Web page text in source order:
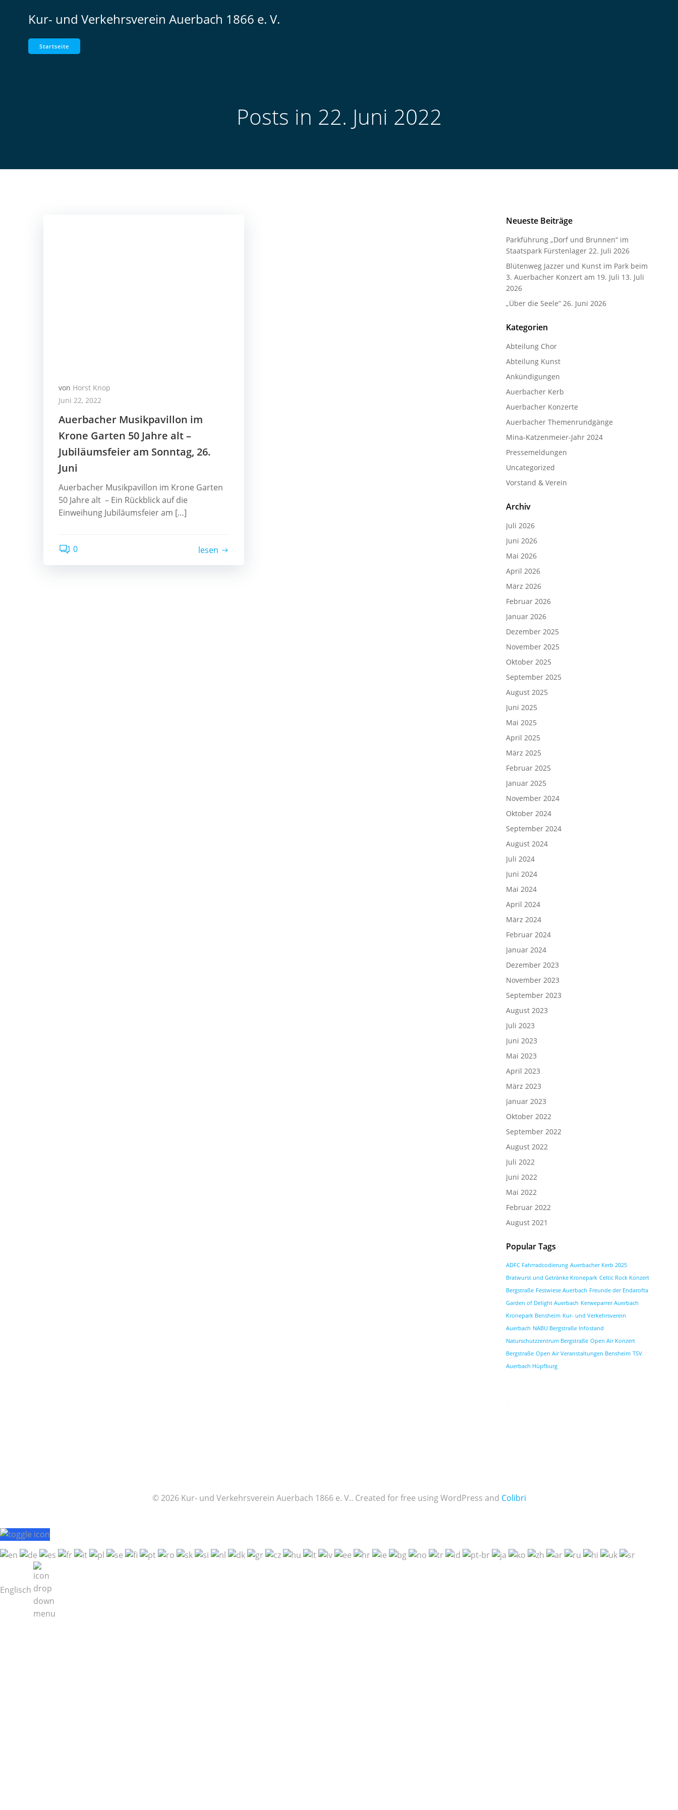
Kur- und Verkehrsverein Auerbach 1866 e. V.
Startseite
Posts in 22. Juni 2022
von Horst Knop
Juni 22, 2022
Auerbacher Musikpavillon im
Krone Garten 50 Jahre alt –
Jubiläumsfeier am Sonntag, 26.
Juni
Auerbacher Musikpavillon im Krone Garten
50 Jahre alt – Ein Rückblick auf die
Einweihung Jubiläumsfeier am […]
0 lesen
Neueste Beiträge
Parkführung „Dorf und Brunnen“ im
Staatspark Fürstenlager 22. Juli 2026
Blütenweg Jazzer und Kunst im Park beim
3. Auerbacher Konzert am 19. Juli 13. Juli
2026
„Über die Seele” 26. Juni 2026
Kategorien
Abteilung Chor
Abteilung Kunst
Ankündigungen
Auerbacher Kerb
Auerbacher Konzerte
Auerbacher Themenrundgänge
Mina-Katzenmeier-Jahr 2024
Pressemeldungen
Uncategorized
Vorstand & Verein
Archiv
Juli 2026
Juni 2026
Mai 2026
April 2026
März 2026
Februar 2026
Januar 2026
Dezember 2025
November 2025
Oktober 2025
September 2025
August 2025
Juni 2025
Mai 2025
April 2025
März 2025
Februar 2025
Januar 2025
November 2024
Oktober 2024
September 2024
August 2024
Juli 2024
Juni 2024
Mai 2024
April 2024
März 2024
Februar 2024
Januar 2024
Dezember 2023
November 2023
September 2023
August 2023
Juli 2023
Juni 2023
Mai 2023
April 2023
März 2023
Januar 2023
Oktober 2022
September 2022
August 2022
Juli 2022
Juni 2022
Mai 2022
Februar 2022
August 2021
Popular Tags
ADFC Fahrradcodierung Auerbacher Kerb 2025
Bratwurst und Getränke Kronepark Celtic Rock Konzert
Bergstraße Festwiese Auerbach Freunde der Endarofta
Garden of Delight Auerbach Kerweparrer Auerbach
Kronepark Bensheim Kur- und Verkehrsverein
Auerbach NABU Bergstraße Infostand
Naturschutzzentrum Bergstraße Open Air Konzert
Bergstraße Open Air Veranstaltungen Bensheim TSV
Auerbach Hüpfburg
© 2026 Kur- und Verkehrsverein Auerbach 1866 e. V.. Created for free using WordPress and Colibri
Englisch